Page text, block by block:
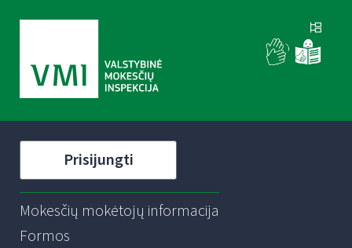
Prisijungti
Mokesčių mokėtojų informacija
Formos